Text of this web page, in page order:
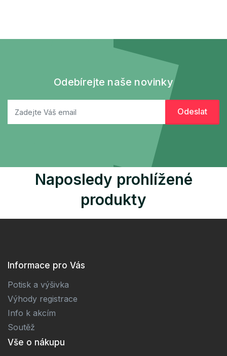
Odebírejte naše novinky
Naposledy prohlížené
produkty
Informace pro Vás
Potisk a výšivka
Výhody registrace
Info k akcím
Soutěž
Vše o nákupu